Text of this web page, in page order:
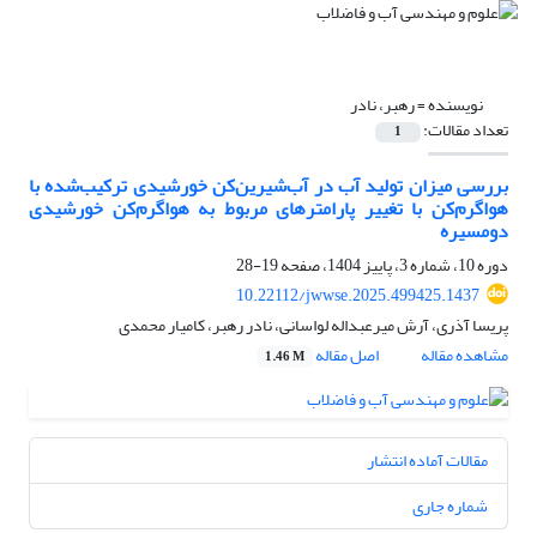
نویسنده =رهبر، نادر
تعداد مقالات: 1
بررسی میزان تولید آب در آب‌شیرین‌کن خورشیدی ترکیب‌شده با
هواگرم‌کن با تغییر پارامترهای مربوط به هواگرم‌کن خورشیدی
دومسیره
دوره 10، شماره 3، پاییز 1404، صفحه
19-28
10.22112/jwwse.2025.499425.1437
پریسا آذری، آرش میرعبداله لواسانی، نادر رهبر، کامیار محمدی
مشاهده مقاله
اصل مقاله 1.46 M
مقالات آماده انتشار
شماره جاری